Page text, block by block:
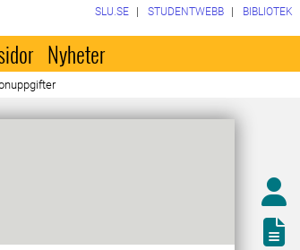
SLU.SE STUDENTWEBB BIBLIOTEK
Nyheter